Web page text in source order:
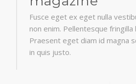
Fusce eget ex eget nulla
non enim. Pellentesque fringilla
Praesent eget diam id magna
in quis justo.